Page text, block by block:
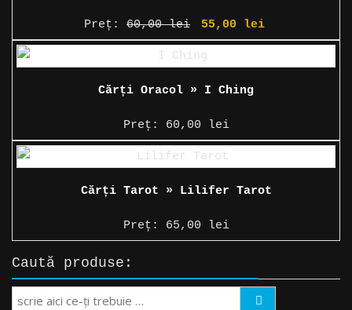
Preț: 60,00lei
Prețul
inițial
a
fost:
55,00 lei
curent
este:
Cărți Oracol » I Ching
Preț: 60,00 lei
Cărți Tarot » Lilifer Tarot
Preț: 65,00 lei
Caută produse:
Search